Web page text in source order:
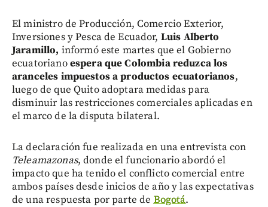
El ministro de Producción, Comercio Exterior,
Inversiones y Pesca de Ecuador, Luis Alberto
Jaramillo, informó este martes que el Gobierno
ecuatorianoespera que Colombia reduzca los
aranceles impuestos a productos ecuatorianos,
luego de que Quito adoptara medidas para
disminuir las restricciones comerciales aplicadas en
el marco de la disputa bilateral.
La declaración fue realizada en una entrevista con
Teleamazonas, donde el funcionario abordó el
impacto que ha tenido el conflicto comercial entre
ambos países desde inicios de año y las expectativas
de una respuesta por parte de Bogotá.